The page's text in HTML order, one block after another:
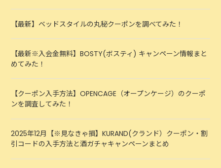
【最新】ベッドスタイルの丸秘クーポンを調べてみた！
【最新※入会金無料】BOSTY(ボスティ) キャンペーン情報まと
めてみた！
【クーポン入手方法】OPENCAGE（オープンケージ）のクーポ
ンを調査してみた！
2025年12月【※見なきゃ損】KURAND(クランド）クーポン・割
引コードの入手方法と酒ガチャキャンペーンまとめ